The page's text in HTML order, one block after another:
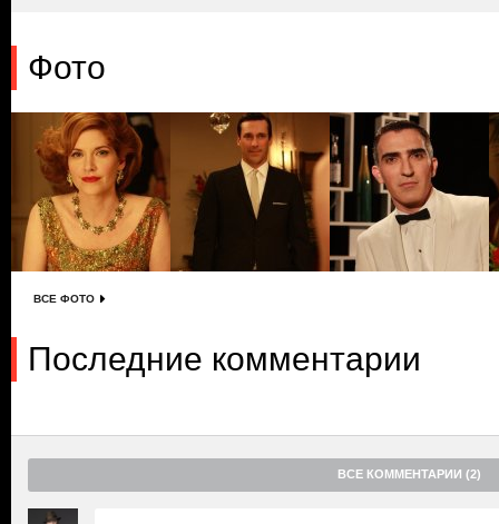
Фото
ВСЕ ФОТО
Последние комментарии
ВСЕ КОММЕНТАРИИ (2)